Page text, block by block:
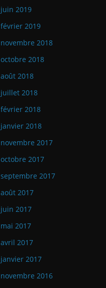
juin 2019
février 2019
novembre 2018
octobre 2018
août 2018
juillet 2018
février 2018
janvier 2018
novembre 2017
octobre 2017
septembre 2017
août 2017
juin 2017
mai 2017
avril 2017
janvier 2017
novembre 2016